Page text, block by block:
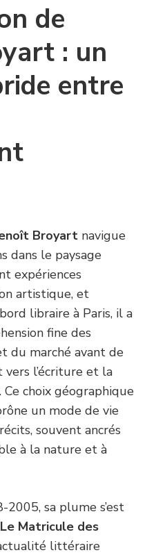
de
: un
entre
Broyart navigue
dans le paysage
expériences
artistique, et
libraire à Paris, il a
fine des
du marché avant de
l’écriture et la
choix géographique
un mode de vie
souvent ancrés
à la nature et à
sa plume s’est
Le Matricule des
littéraire